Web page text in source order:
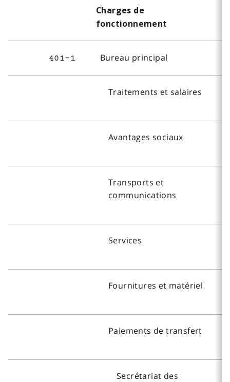
Charges de
fonctionnement
401-1 Bureau principal
Traitements et salaires
Avantages sociaux
Transports et
communications
Services
Fournitures et matériel
Paiements de transfert
Secrétariat des